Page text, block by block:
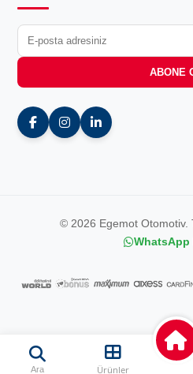
ABONE
© 2026 Egemot Otomotiv.
WhatsApp
Ara Ürünler